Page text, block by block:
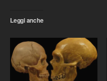
Leggi anche